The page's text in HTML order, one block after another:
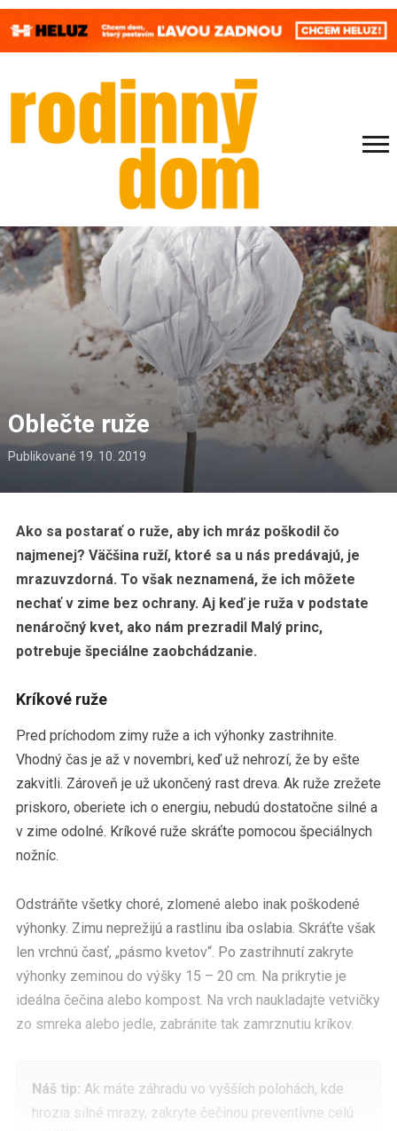
Oblečte ruže
Publikované 19. 10. 2019
Ako sa postarať o ruže, aby ich mráz poškodil čo
najmenej? Väčšina ruží, ktoré sa u nás predávajú, je
mrazuvzdorná. To však neznamená, že ich môžete
nechať v zime bez ochrany. Aj keď je ruža v podstate
nenáročný kvet, ako nám prezradil Malý princ,
potrebuje špeciálne zaobchádzanie.
Kríkové ruže
Pred príchodom zimy ruže a ich výhonky zastrihnite.
Vhodný čas je až v novembri, keď už nehrozí, že by ešte
zakvitli. Zároveň je už ukončený rast dreva. Ak ruže zrežete
priskoro, oberiete ich o energiu, nebudú dostatočne silné a
v zime odolné. Kríkové ruže skráťte pomocou špeciálnych
nožníc.
Odstráňte všetky choré, zlomené alebo inak poškodené
výhonky. Zimu neprežijú a rastlinu iba oslabia. Skráťte však
len vrchnú časť, „pásmo kvetov“. Po zastrihnutí zakryte
výhonky zeminou do výšky 15 – 20 cm. Na prikrytie je
ideálna čečina alebo kompost. Na vrch naukladajte vetvičky
zo smreka alebo jedle, zabránite tak zamrznutiu kríkov.
Náš tip: Ak máte záhradu vo vyšších polohách, kde
hrozia silné mrazy, zakryte čečinou preventívne celú